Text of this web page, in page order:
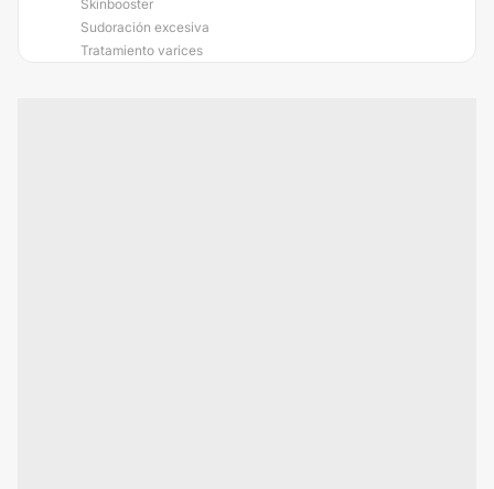
Skinbooster
Sudoración excesiva
Tratamiento varices